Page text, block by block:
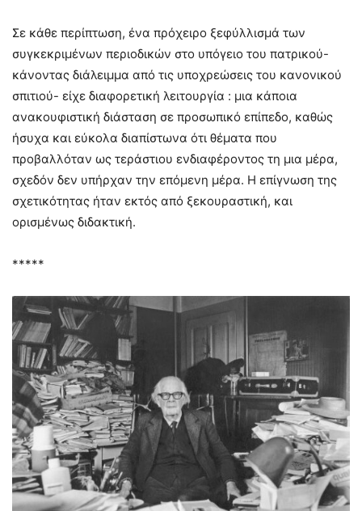
Σε κάθε περίπτωση, ένα πρόχειρο ξεφύλλισμά των
συγκεκριμένων περιοδικών στο υπόγειο του πατρικού-
κάνοντας διάλειμμα από τις υποχρεώσεις του κανονικού
σπιτιού- είχε διαφορετική λειτουργία : μια κάποια
ανακουφιστική διάσταση σε προσωπικό επίπεδο, καθώς
ήσυχα και εύκολα διαπίστωνα ότι θέματα που
προβαλλόταν ως τεράστιου ενδιαφέροντος τη μια μέρα,
σχεδόν δεν υπήρχαν την επόμενη μέρα. Η επίγνωση της
σχετικότητας ήταν εκτός από ξεκουραστική, και
ορισμένως διδακτική.
*****